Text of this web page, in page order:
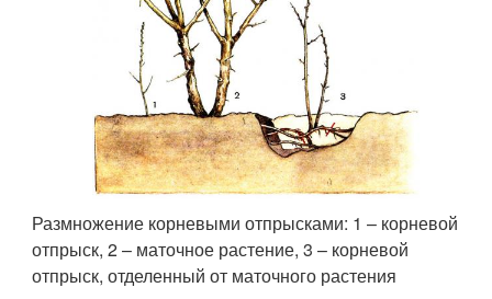
Размножение корневыми отпрысками: 1 – корневой
отпрыск, 2 – маточное растение, 3 – корневой
отпрыск, отделенный от маточного растения